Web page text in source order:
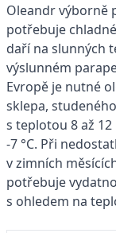
Oleandr výborně
potřebuje
daří na slunných
výslunném
Evropě je nutné
sklepa,
s teplotou 8 až
-7 °C. Při
v zimních
potřebuje
s ohledem na